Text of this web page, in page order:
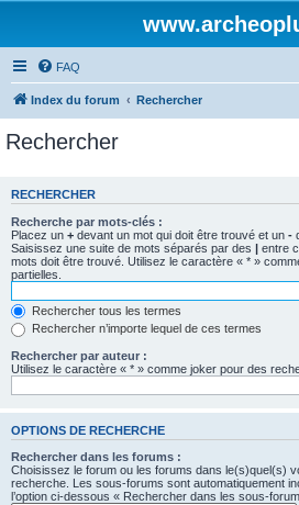
FAQ
Index du forum Rechercher
Rechercher
RECHERCHER
Recherche par mots-clés :
Placez un + devant un mot qui doit être trouvé et un -
Saisissez une suite de mots séparés par des | entre
mots doit être trouvé. Utilisez le caractère « * »
partielles.
Rechercher tous les termes
Rechercher n’importe lequel de ces termes
Rechercher par auteur :
Utilisez le caractère « * » comme joker pour des
OPTIONS DE RECHERCHE
Rechercher dans les forums :
Choisissez le forum ou les forums dans le(s)quel(s)
recherche. Les sous-forums sont automatiquement
l’option ci-dessous « Rechercher dans les sous-